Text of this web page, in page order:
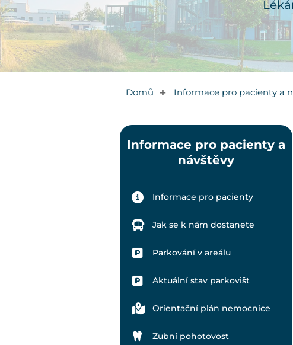
Domů ✚ Informace pro pacienty a
Informace pro pacienty a
návštěvy
Informace pro pacienty
Jak se k nám dostanete
Parkování v areálu
Aktuální stav parkovišť
Orientační plán nemocnice
Zubní pohotovost